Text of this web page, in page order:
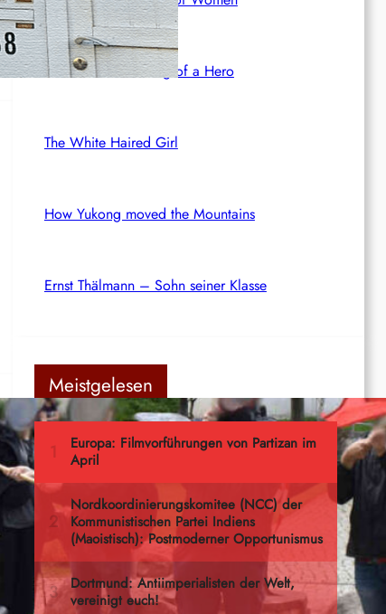
Bethune: The Making of a Hero
The White Haired Girl
How Yukong moved the Mountains
Ernst Thälmann – Sohn seiner Klasse
Meistgelesen